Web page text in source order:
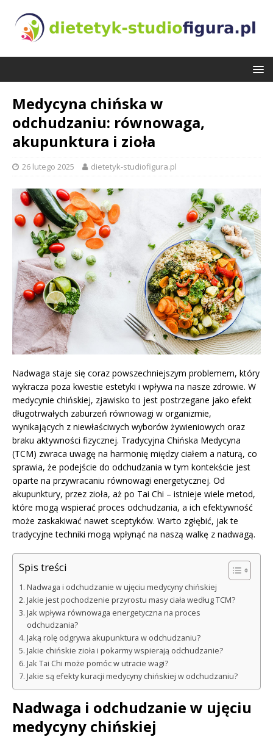
Medycyna chińska w
odchudzaniu: równowaga,
akupunktura i zioła
26 lutego 2025 dietetyk-studiofigura.pl
Nadwaga staje się coraz powszechniejszym problemem, który
wykracza poza kwestie estetyki i wpływa na nasze zdrowie. W
medycynie chińskiej, zjawisko to jest postrzegane jako efekt
długotrwałych zaburzeń równowagi w organizmie,
wynikających z niewłaściwych wyborów żywieniowych oraz
braku aktywności fizycznej. Tradycyjna Chińska Medycyna
(TCM) zwraca uwagę na harmonię między ciałem a naturą, co
sprawia, że podejście do odchudzania w tym kontekście jest
oparte na przywracaniu równowagi energetycznej. Od
akupunktury, przez zioła, aż po Tai Chi – istnieje wiele metod,
które mogą wspierać proces odchudzania, a ich efektywność
może zaskakiwać nawet sceptyków. Warto zgłębić, jak te
tradycyjne techniki mogą wpłynąć na naszą walkę z nadwagą.
Spis treści
Nadwaga i odchudzanie w ujęciu medycyny chińskiej
Jakie jest pochodzenie przyrostu masy ciała według TCM?
Jak wpływa równowaga energetyczna na proces
odchudzania?
Jaką rolę odgrywa akupunktura w odchudzaniu?
Jakie chińskie zioła i pokarmy wspierają odchudzanie?
Jak Tai Chi może pomóc w utracie wagi?
Jakie są efekty kuracji medycyny chińskiej w odchudzaniu?
Nadwaga i odchudzanie w ujęciu
medycyny chińskiej